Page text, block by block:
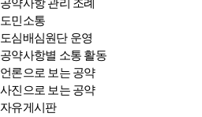
공약사항 관리 조례
도민소통
도심배심원단 운영
공약사항별 소통 활동
언론으로 보는 공약
사진으로 보는 공약
자유게시판